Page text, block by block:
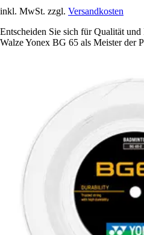
inkl. MwSt. zzgl. Versandkosten
Entscheiden Sie sich für Qualität
Walze Yonex BG 65 als Meister der